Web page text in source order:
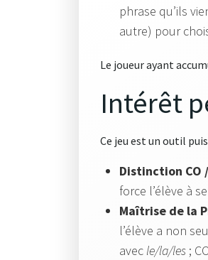
phrase qu’ils
autre) pour
Le joueur ayant
Intérêt
Ce jeu est un outil
Distinction CO /
force l’élève à
Maîtrise de la
l’élève a non
avec le/la/les ;